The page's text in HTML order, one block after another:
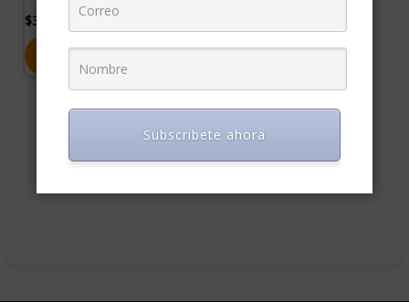
$300,000.00
Subscribete ahora